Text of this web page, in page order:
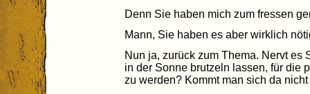
Denn Sie haben mich zum fressen
Mann, Sie haben es aber wirklich
Nun ja, zurück zum Thema. Nervt es
in der Sonne brutzeln lassen, für die
zu werden? Kommt man sich da